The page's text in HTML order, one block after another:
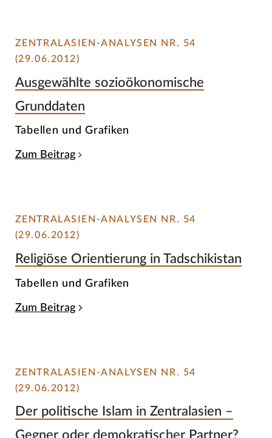
ZENTRALASIEN-ANALYSEN NR. 54
(29.06.2012)
Ausgewählte sozioökonomische
Grunddaten
Tabellen und Grafiken
Zum Beitrag
ZENTRALASIEN-ANALYSEN NR. 54
(29.06.2012)
Religiöse Orientierung in Tadschikistan
Tabellen und Grafiken
Zum Beitrag
ZENTRALASIEN-ANALYSEN NR. 54
(29.06.2012)
Der politische Islam in Zentralasien –
Gegner oder demokratischer Partner?